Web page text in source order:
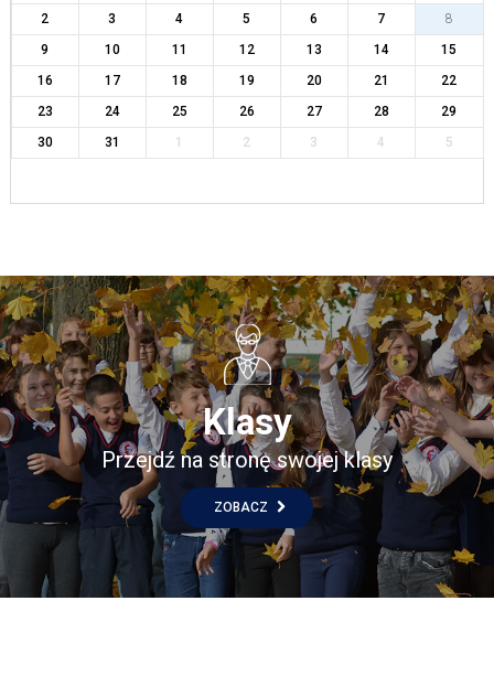
2
3 4 5 6 7
8
9
10 11 12 13 14
15
16
17 18 19 20 21
22
23
24 25 26 27 28
29
30
31 1 2 3 4 5
Klasy
Przejdź na stronę swojej klasy
ZOBACZ